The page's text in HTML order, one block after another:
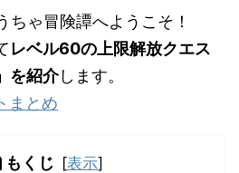
ちゃ冒険譚へようこそ！
レベル60の上限解放クエス
を紹介します。
まとめ
もくじ [表示]